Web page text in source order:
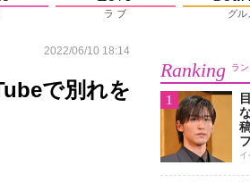
ラ ブ グル
2022/06/10 18:14
で別れを
Ranking ラ
1
イ